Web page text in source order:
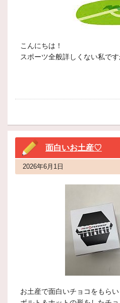
こんにちは！
スポーツ全般詳しくない私で
面白いお土産♡
2026年6月1日
お土産で面白いチョコをもら